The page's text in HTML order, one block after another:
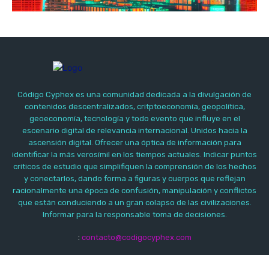
Código Cyphex es una comunidad dedicada a la divulgación de
contenidos descentralizados, critptoeconomía, geopolítica,
geoeconomía, tecnología y todo evento que influye en el
escenario digital de relevancia internacional. Unidos hacia la
ascensión digital. Ofrecer una óptica de información para
identificar la más verosímil en los tiempos actuales. Indicar puntos
críticos de estudio que simplifiquen la comprensión de los hechos
y conectarlos, dando forma a figuras y cuerpos que reflejan
racionalmente una época de confusión, manipulación y conflictos
que están conduciendo a un gran colapso de las civilizaciones.
Informar para la responsable toma de decisiones.
: contacto@codigocyphex.com